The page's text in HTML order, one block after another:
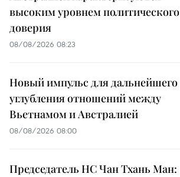
высоким уровнем политического
доверия
08/08/2026 08:23
Новый импульс для дальнейшего
углубления отношений между
Вьетнамом и Австралией
08/08/2026 08:00
Председатель НС Чан Тхань Ман: